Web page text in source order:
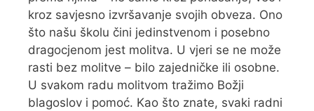
kroz savjesno izvršavanje svojih obveza. Ono
što našu školu čini jedinstvenom i posebno
dragocjenom jest molitva. U vjeri se ne može
rasti bez molitve – bilo zajedničke ili osobne.
U svakom radu molitvom tražimo Božji
blagoslov i pomoć. Kao što znate, svaki radni